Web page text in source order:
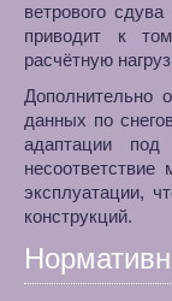
ветрового
приводит к
расчётную
Дополнительно
данных по
адаптации под
эксплуатации,
конструкций.